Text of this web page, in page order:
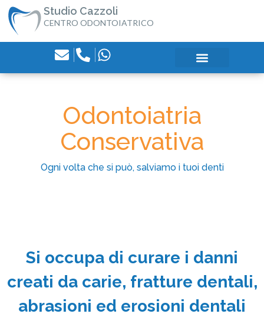
Studio Cazzoli
CENTRO ODONTOIATRICO
Odontoiatria
Conservativa
Ogni volta che si può, salviamo i tuoi denti
Si occupa di curare i danni
creati da carie, fratture dentali,
abrasioni ed erosioni dentali